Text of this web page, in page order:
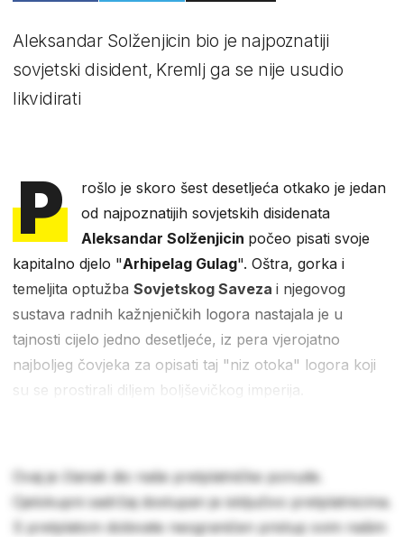
Aleksandar Solženjicin bio je najpoznatiji
sovjetski disident, Kremlj ga se nije usudio
likvidirati
P
rošlo je skoro šest desetljeća otkako je jedan
od najpoznatijih sovjetskih disidenata
Aleksandar Solženjicin počeo pisati svoje
kapitalno djelo "Arhipelag Gulag". Oštra, gorka i
temeljita optužba Sovjetskog Saveza i njegovog
sustava radnih kažnjeničkih logora nastajala je u
tajnosti cijelo jedno desetljeće, iz pera vjerojatno
najboljeg čovjeka za opisati taj "niz otoka" logora koji
su se prostirali diljem boljševičkog imperija.
Ovaj je članak dio naše pretplatničke ponude.
Cjelokupni sadržaj dostupan je isključivo pretplatnicima.
S pretplatom dobivate neograničen pristup svim našim